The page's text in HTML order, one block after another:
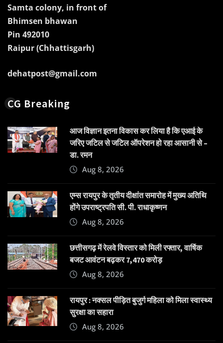
Samta colony, in front of
Bhimsen bhawan
Pin 492010
Raipur (Chhattisgarh)
dehatpost@gmail.com
CG Breaking
आज विज्ञान इतना विकास कर लिया है कि एआई के
जरिए जटिल से जटिल ऑपरेशन हो रहा आसानी से –
डा. रमन
Aug 8, 2026
एम्स रायपुर के तृतीय दीक्षांत समारोह में मुख्य अतिथि
होंगे उपराष्ट्रपति सी. पी. राधाकृष्णन
Aug 8, 2026
छत्तीसगढ़ में रेलवे विस्तार को मिली रफ्तार, वार्षिक
बजट आवंटन बढ़कर 7,470 करोड़
Aug 8, 2026
रायपुर : नक्सल पीड़ित बुजुर्ग महिला को मिला स्वास्थ्य
सुरक्षा का सहारा
Aug 8, 2026